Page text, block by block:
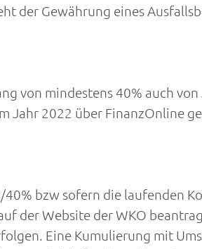
der Gewährung eines
von mindestens 40% auch
Jahr 2022 über FinanzOnline
bzw sofern die laufenden
derWebsite der WKO
Eine Kumulierung mit